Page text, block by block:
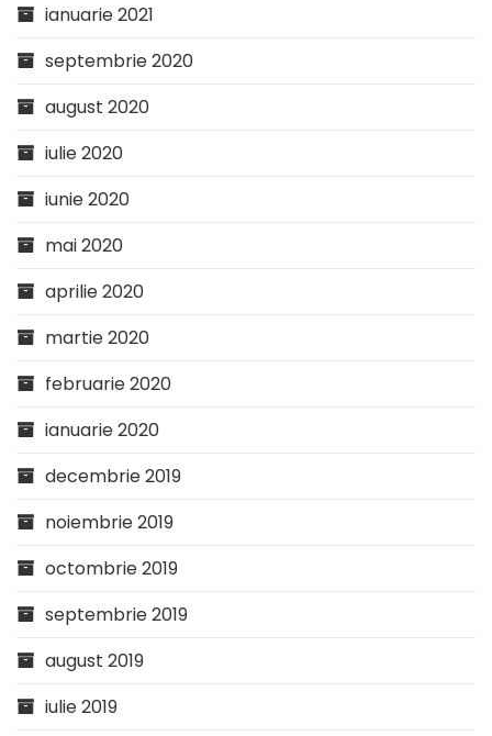
ianuarie 2021
septembrie 2020
august 2020
iulie 2020
iunie 2020
mai 2020
aprilie 2020
martie 2020
februarie 2020
ianuarie 2020
decembrie 2019
noiembrie 2019
octombrie 2019
septembrie 2019
august 2019
iulie 2019